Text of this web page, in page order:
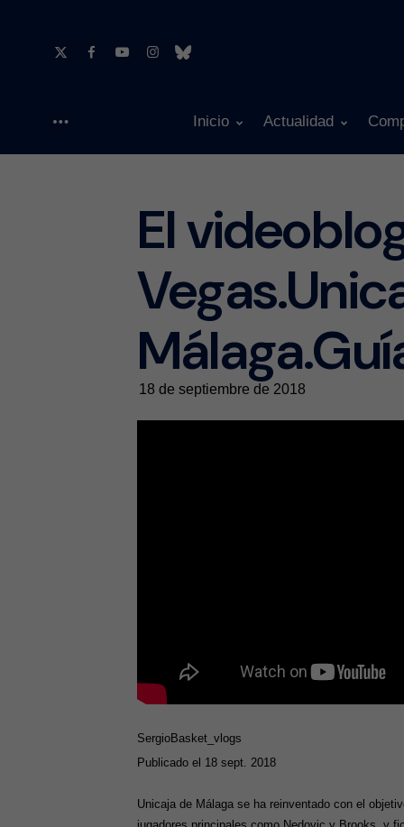
Inicio Actualidad
El
18 de septiembre de 2018
SergioBasket_vlogs
Publicado el 18 sept. 2018
Unicaja de Málaga se ha reinventado con el